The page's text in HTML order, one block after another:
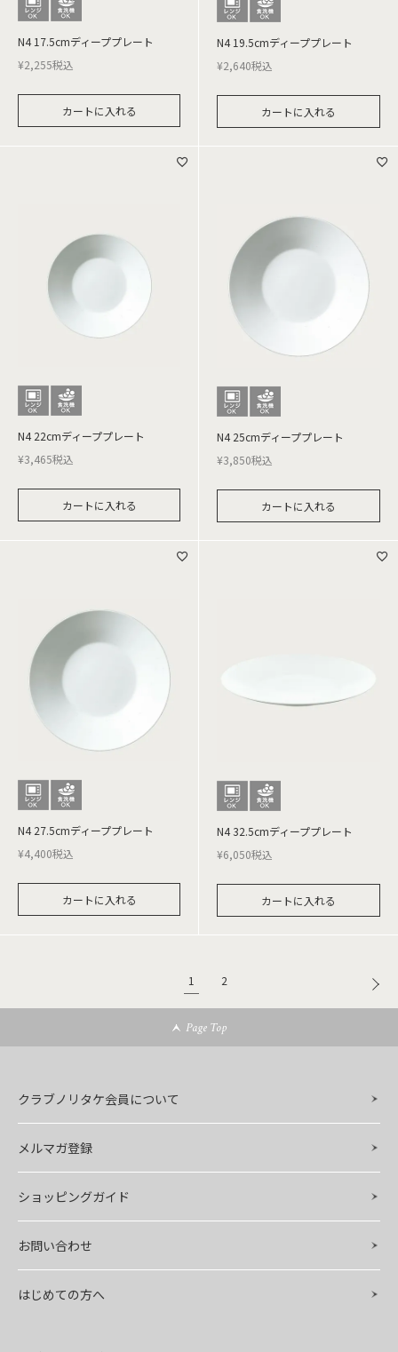
N4 17.5cmディーププレート
¥2,255税込
カートに入れる
N4 19.5cmディーププレート
¥2,640税込
カートに入れる
N4 22cmディーププレート
¥3,465税込
カートに入れる
N4 25cmディーププレート
¥3,850税込
カートに入れる
N4 27.5cmディーププレート
¥4,400税込
カートに入れる
N4 32.5cmディーププレート
¥6,050税込
カートに入れる
1 2
Page Top
クラブノリタケ会員について
メルマガ登録
ショッピングガイド
お問い合わせ
はじめての方へ